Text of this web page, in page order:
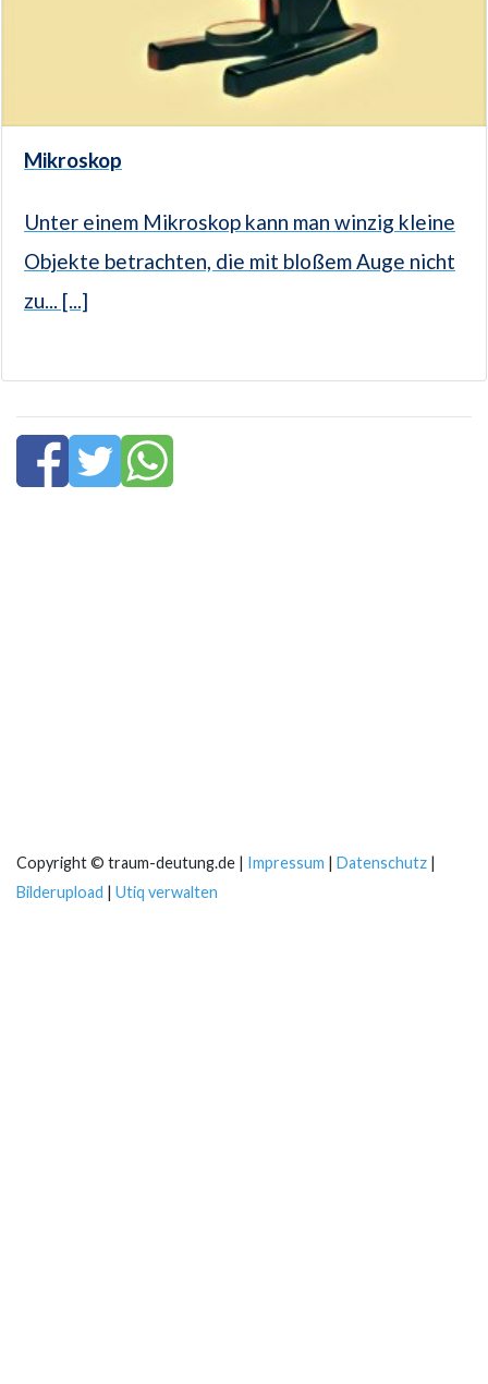
Mikroskop
Unter einem Mikroskop kann man winzig kleine
Objekte betrachten, die mit bloßem Auge nicht
zu... [...]
Copyright © traum-deutung.de | Impressum | Datenschutz |
Bilderupload | Utiq verwalten